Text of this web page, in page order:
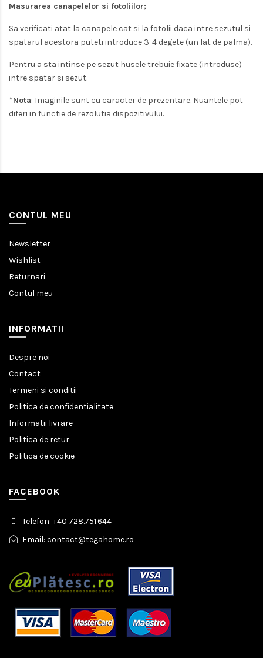
Masurarea canapelelor si fotoliilor;
Sa verificati atat la canapele cat si la fotolii daca intre sezutul si
spatarul acestora puteti introduce 3-4 degete (un lat de palma).
Pentru a sta intinse pe sezut husele trebuie fixate (introduse)
intre spatar si sezut.
*Nota: Imaginile sunt cu caracter de prezentare. Nuantele pot
diferi in functie de rezolutia dispozitivului.
CONTUL MEU
Newsletter
Wishlist
Returnari
Contul meu
INFORMATII
Despre noi
Contact
Termeni si conditii
Politica de confidentialitate
Informatii livrare
Politica de retur
Politica de cookie
FACEBOOK
Telefon: +40 728.751.644
Email: contact@tegahome.ro